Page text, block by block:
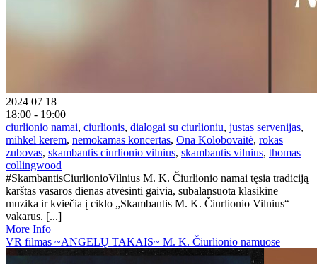
2024 07 18
18:00 - 19:00
ciurlionio namai, ciurlionis, dialogai su ciurlioniu, justas servenijas,
mihkel kerem, nemokamas koncertas, Ona Kolobovaitė, rokas
zubovas, skambantis ciurlionio vilnius, skambantis vilnius, thomas
collingwood
#SkambantisCiurlionioVilnius M. K. Čiurlionio namai tęsia tradiciją
karštas vasaros dienas atvėsinti gaivia, subalansuota klasikine
muzika ir kviečia į ciklo „Skambantis M. K. Čiurlionio Vilnius“
vakarus. [...]
More Info
VR filmas ~ANGELŲ TAKAIS~ M. K. Čiurlionio namuose